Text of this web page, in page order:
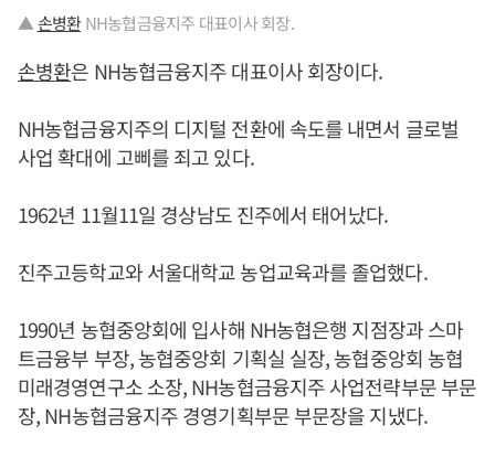
▲손병환NH농협금융지주 대표이사 회장.
손병환은 NH농협금융지주 대표이사 회장이다.
NH농협금융지주의 디지털 전환에 속도를 내면서 글로벌
사업 확대에 고삐를 죄고 있다.
1962년 11월11일 경상남도 진주에서 태어났다.
진주고등학교와 서울대학교 농업교육과를 졸업했다.
1990년 농협중앙회에 입사해 NH농협은행 지점장과 스마
트금융부 부장, 농협중앙회 기획실 실장, 농협중앙회 농협
미래경영연구소 소장, NH농협금융지주 사업전략부문 부문
장, NH농협금융지주 경영기획부문 부문장을 지냈다.